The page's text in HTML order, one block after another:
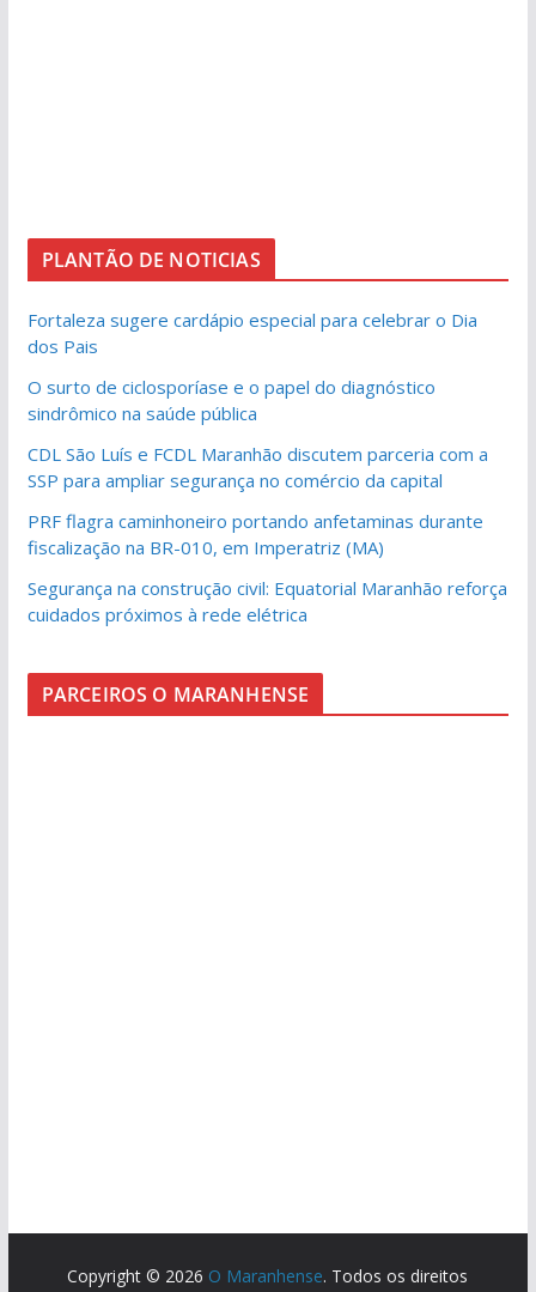
PLANTÃO DE NOTICIAS
Fortaleza sugere cardápio especial para celebrar o Dia
dos Pais
O surto de ciclosporíase e o papel do diagnóstico
sindrômico na saúde pública
CDL São Luís e FCDL Maranhão discutem parceria com a
SSP para ampliar segurança no comércio da capital
PRF flagra caminhoneiro portando anfetaminas durante
fiscalização na BR-010, em Imperatriz (MA)
Segurança na construção civil: Equatorial Maranhão reforça
cuidados próximos à rede elétrica
PARCEIROS O MARANHENSE
Copyright © 2026 O Maranhense. Todos os direitos